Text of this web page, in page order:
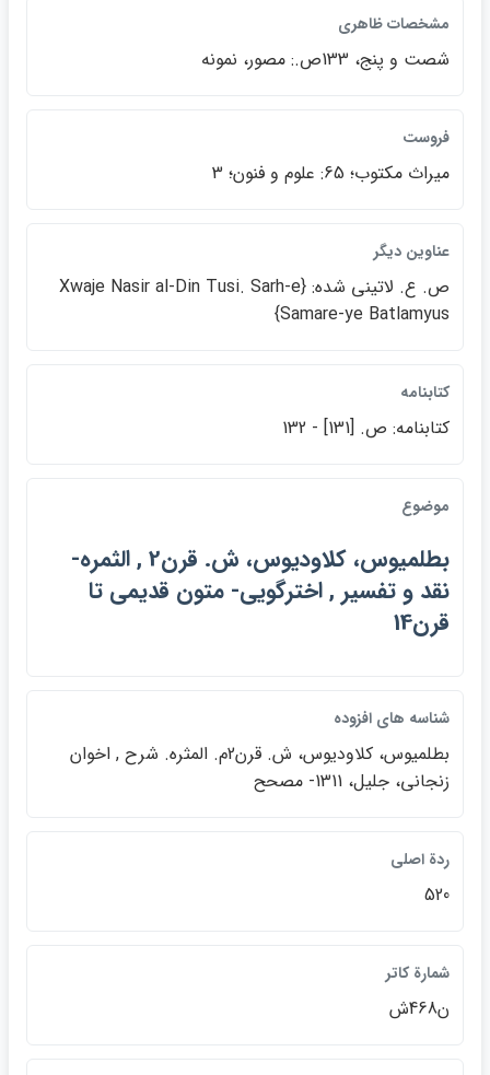
مشخصات ظاهري
شصت و پنج، 133ص.: مصور، نمونه
فروست
ميراث مكتوب؛ 65: علوم و فنون؛ 3
عناوين ديگر
ص. ع. لاتيني شده: {Xwaje Nasir al-Din Tusi. Sarh-e
Samare-ye Batlamyus}
كتابنامه
كتابنامه: ص. [131] - 132
موضوع
بطلميوس، كلاوديوس، ش. قرن2 , الثمره-
نقد و تفسير , اخترگويي- متون قديمي تا
قرن14
شناسه هاي افزوده
بطلميوس، كلاوديوس، ش. قرن2م. المثره. شرح , اخوان
زنجاني، جليل، 1311- مصحح
ردة اصلي
520
شمارة كاتر
ن468ش